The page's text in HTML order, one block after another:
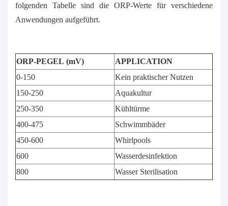
folgenden Tabelle sind die ORP-Werte für verschiedene
Anwendungen aufgeführt.
ORP-PEGEL (mV)
APPLICATION
0-150
Kein praktischer Nutzen
150-250
Aquakultur
250-350
Kühltürme
400-475
Schwimmbäder
450-600
Whirlpools
600
Wasserdesinfektion
800
Wasser Sterilisation